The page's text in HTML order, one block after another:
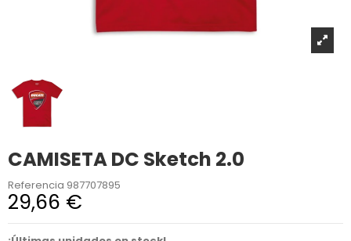
CAMISETA DC Sketch 2.0
Referencia 987707895
29,66 €